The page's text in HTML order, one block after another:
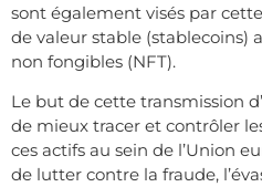
sont également visés par
de valeur stable (stablecoins)
non fongibles (NFT).
Le but de cette transmission
de mieux tracer et contrôler
ces actifs au sein de l’Union
de lutter contre la fraude,